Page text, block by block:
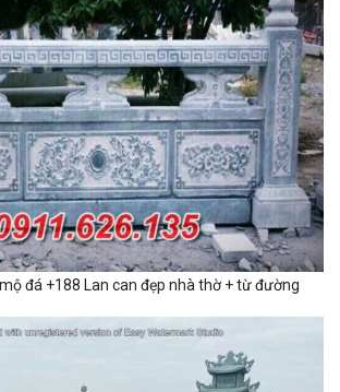
đá +188 Lan can đẹp nhà thờ + từ đường